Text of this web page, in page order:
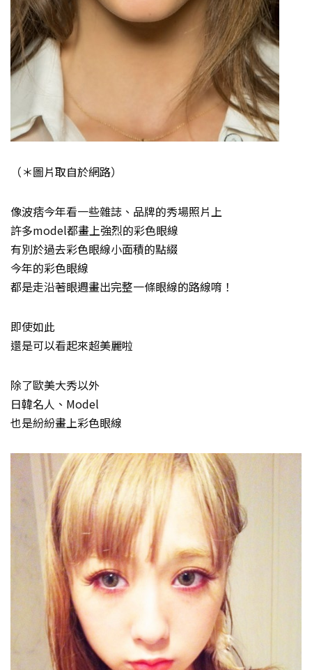
（＊圖片取自於網路）
像波痞今年看一些雜誌、品牌的秀場照片上
許多model都畫上強烈的彩色眼線
有別於過去彩色眼線小面積的點綴
今年的彩色眼線
都是走沿著眼週畫出完整一條眼線的路線唷！
即使如此
還是可以看起來超美麗啦
除了歐美大秀以外
日韓名人、Model
也是紛紛畫上彩色眼線